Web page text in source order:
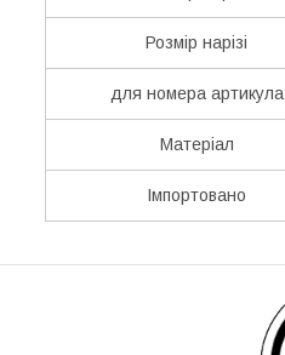
Розмір нарізі
для номера артикула
Матеріал
Імпортовано